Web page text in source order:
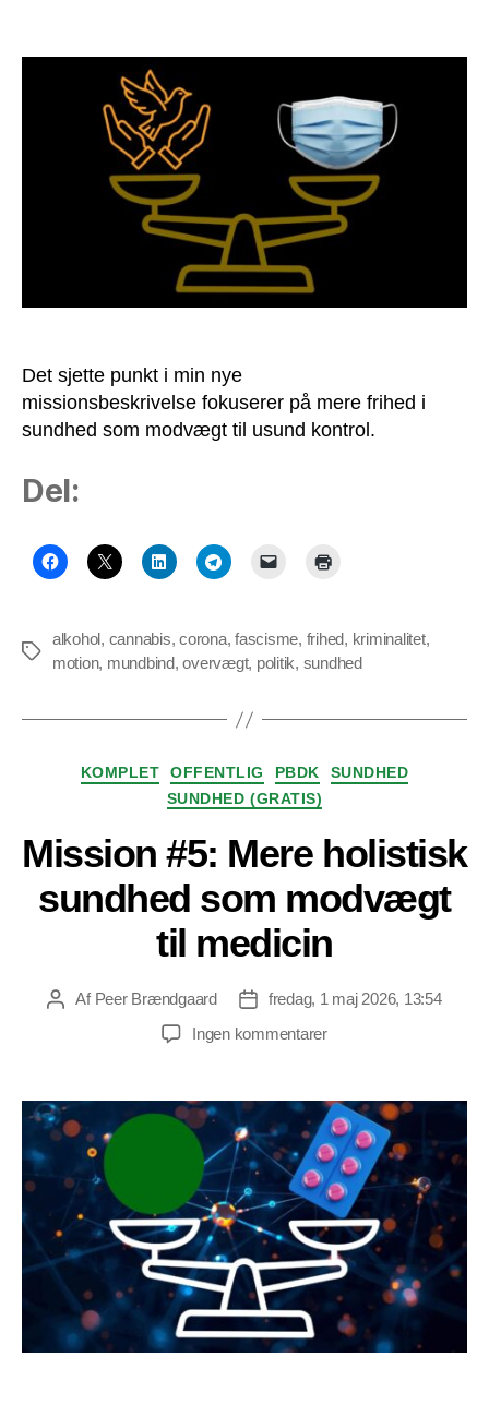
Mere
i
sundhed
som
modvægt
til
usund
Det sjette punkt i min nye
missionsbeskrivelse fokuserer på mere frihed i
sundhed som modvægt til usund kontrol.
Del:
Tags
alkohol, cannabis,corona,fascisme, frihed, kriminalitet,
motion, mundbind,overvægt, politik, sundhed
Kategorier
KOMPLET OFFENTLIG PBDK
SUNDHED
SUNDHED (GRATIS)
Mission #5: Mere holistisk
sundhed som modvægt
til medicin
Indlægsforfatter
Af Peer Brændgaard Indlægsdato
fredag, 1 maj 2026, 13:54
Ingen kommentarertil
Mere
holistisk
sundhed
som
modvægt
til
medicin